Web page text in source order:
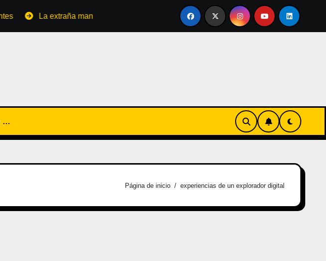
La extraña manera de convertirse en familia El primer tour de la India Chiquitina
…
Página de inicio experiencias de un explorador digital